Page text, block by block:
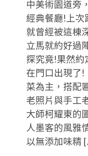
中美術園道旁
經典餐廳!上次
就曾經被這棟
立馬就約好過
探究竟!果然約
在門口出現了!
菜為主，搭配
老照片與手工
大師柯耀東的
人墨客的風雅
以無添加味精